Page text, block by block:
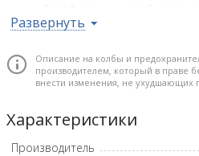
выбором для любых
покрытием добавляет
Тип предохранителя: Mini ANL •
Высокотемпературный
• Предохранители в комплекте: 80А
Развернуть
Описание на колбы и
производителем, который в праве
внести изменения, не ухудшающих
Характеристики
Производитель